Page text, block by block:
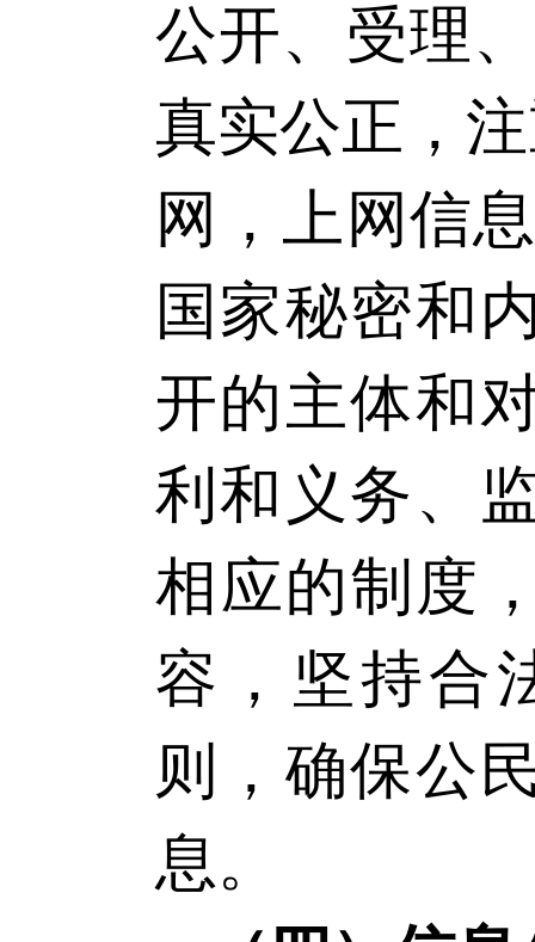
公开、受理
真实公正，
网，上网信
国家秘密和
开的主体和
利和义务、
相应的制度
容，坚持合
则，确保公
息。